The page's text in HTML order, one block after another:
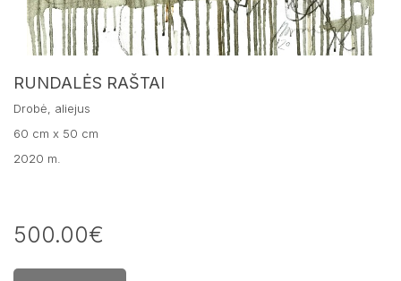
RUNDALĖS RAŠTAI
Drobė, aliejus
60 cm x 50 cm
2020 m.
500.00€